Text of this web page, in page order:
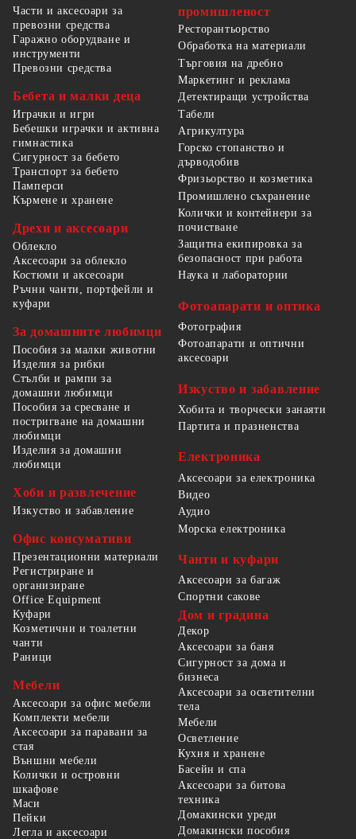
Части и аксесоари за
превозни средства
Гаражно оборудване и
инструменти
Превозни средства
Бебета и малки деца
Играчки и игри
Бебешки играчки и активна
гимнастика
Сигурност за бебето
Транспорт за бебето
Памперси
Кърмене и хранене
Дрехи и аксесоари
Облекло
Аксесоари за облекло
Костюми и аксесоари
Ръчни чанти, портфейли и
куфари
За домашните любимци
Пособия за малки животни
Изделия за рибки
Стълби и рампи за
домашни любимци
Пособия за сресване и
постригване на домашни
любимци
Изделия за домашни
любимци
Хоби и развлечение
Изкуство и забавление
Офис консумативи
Презентационни материали
Регистриране и
организиране
Office Equipment
промишленост
Ресторантьорство
Обработка на материали
Търговия на дребно
Маркетинг и реклама
Детектиращи устройства
Табели
Агрикултура
Горско стопанство и
дърводобив
Фризьорство и козметика
Промишлено съхранение
Колички и контейнери за
почистване
Защитна екипировка за
безопасност при работа
Наука и лаборатории
Фотоапарати и оптика
Фотография
Фотоапарати и оптични
аксесоари
Изкуство и забавление
Хобита и творчески занаяти
Партита и празненства
Електроника
Аксесоари за електроника
Видео
Аудио
Морска електроника
Чанти и куфари
Аксесоари за багаж
Спортни сакове
Куфари
Козметични и тоалетни
чанти
Раници
Мебели
Аксесоари за офис мебели
Комплекти мебели
Аксесоари за паравани за
стая
Външни мебели
Колички и островни
шкафове
Маси
Пейки
Легла и аксесоари
Дом и градина
Декор
Аксесоари за баня
Сигурност за дома и
бизнеса
Аксесоари за осветителни
тела
Мебели
Осветление
Кухня и хранене
Басейн и спа
Аксесоари за битова
техника
Домакински уреди
Домакински пособия